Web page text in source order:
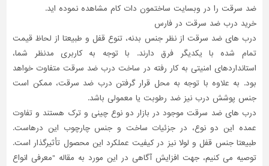
ضد سرقت را در وبسایت ساختمون دات کام مشاهده نموده اید.
خرید درب ضد سرقت در فارس
درب های ضد سرقت از نظر جنس بدنه، تنوع قفل و طبیعتا از لحاظ قیمت
تمام شده با یکدیگر فرق دارند. با توجه به کاربری مدنظر شما،
استانداردهای امنیتی به کار رفته در ساخت درب ضد سرقت متفاوت خواهد
بود. به علاوه با توجه به محل قرار گرفتن درب ضد سرقت، ممکن است
جنس پوشش درب نیز ضد رطوبت یا معمولی باشد.
درب های ضد سرقت موجود در بازار دو نوع چینی و ترک هستند و تفاوت
عمده این دو نوع، در جزئیات ساخت و جنس چارچوب این درهاست.
طبیعتا جنس قفل و لولا نیز در کیفیت عملکرد این محصول تأثیرگذار است.
توصیه می کنیم، جهت افزایش آگاهی در این مورد به مقاله "معرفی انواع